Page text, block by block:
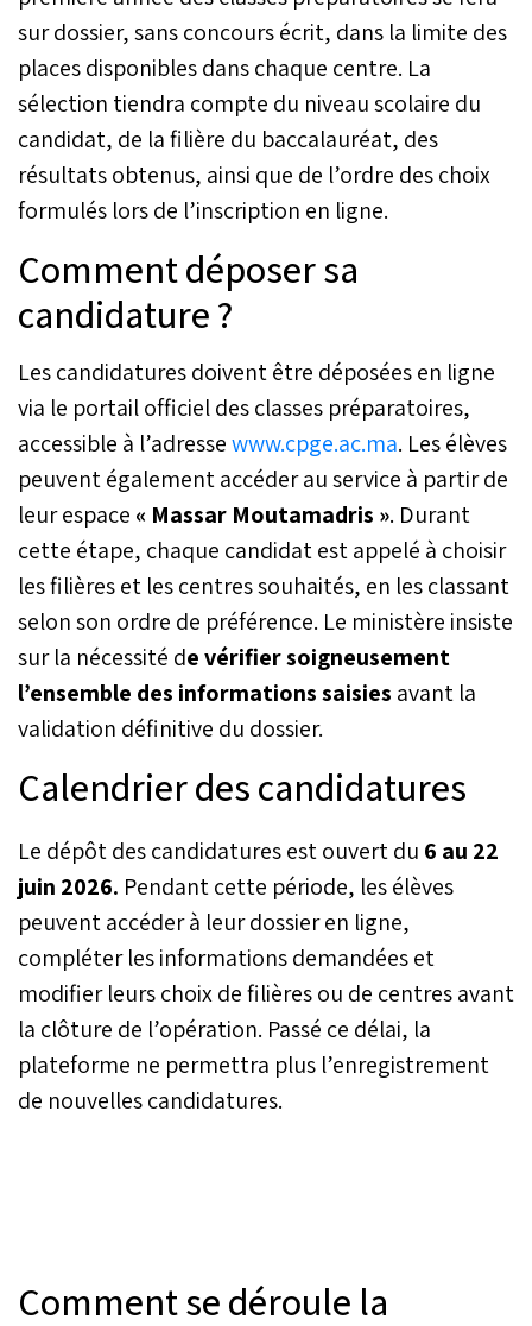
sur dossier, sans concours écrit, dans la limite des
places disponibles dans chaque centre. La
sélection tiendra compte du niveau scolaire du
candidat, de la filière du baccalauréat, des
résultats obtenus, ainsi que de l’ordre des choix
formulés lors de l’inscription en ligne.
Comment déposer sa
candidature ?
Les candidatures doivent être déposées en ligne
via le portail officiel des classes préparatoires,
accessible à l’adressewww.cpge.ac.ma. Les élèves
peuvent également accéder au service à partir de
leur espace « Massar Moutamadris ». Durant
cette étape, chaque candidat est appelé à choisir
les filières et les centres souhaités, en les classant
selon son ordre de préférence. Le ministère insiste
sur la nécessité de vérifier soigneusement
l’ensemble des informations saisies avant la
validation définitive du dossier.
Calendrier des candidatures
Le dépôt des candidatures est ouvert du 6 au 22
juin 2026. Pendant cette période, les élèves
peuvent accéder à leur dossier en ligne,
compléter les informations demandées et
modifier leurs choix de filières ou de centres avant
la clôture de l’opération. Passé ce délai, la
plateforme ne permettra plus l’enregistrement
de nouvelles candidatures.
Comment se déroule la